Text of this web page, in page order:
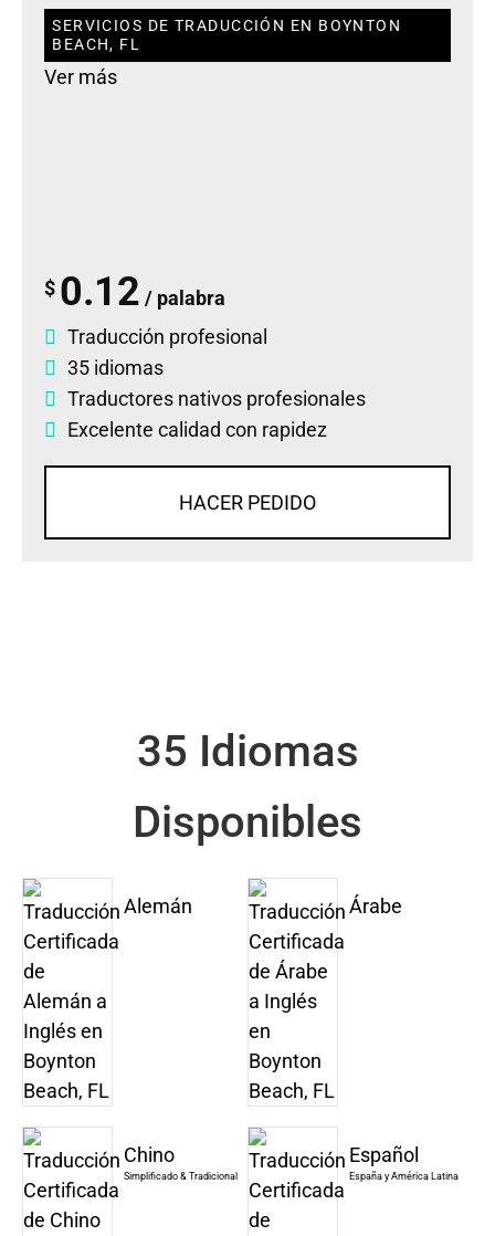
SERVICIOS DE TRADUCCIÓN EN BOYNTON
BEACH, FL
Ver más
$ 0.12 / palabra
Traducción profesional
35 idiomas
Traductores nativos profesionales
Excelente calidad con rapidez
HACER PEDIDO
35 Idiomas
Disponibles
Alemán Árabe
Chino
Simplificado & Tradicional
Español
España y América Latina